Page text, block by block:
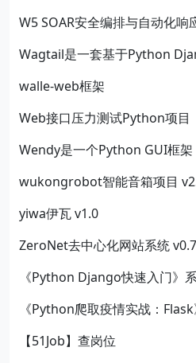
W5 SOAR安全编排与自动化响
Wagtail是一套基于Python
walle-web框架
Web接口压力测试Python项目
Wendy是一个Python GUI框架
wukongrobot智能音箱项目
yiwa伊瓦 v1.0
ZeroNet去中心化网站系统
《Python Django快速入门》
《Python爬取疫情实战：
【51Job】查岗位